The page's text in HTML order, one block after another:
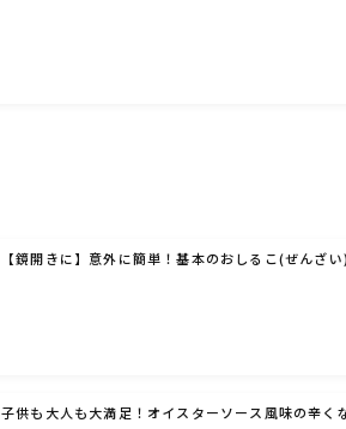
【鏡開きに】意外に簡単！基本のおしるこ(ぜんざ
子供も大人も大満足！オイスターソース風味の辛く